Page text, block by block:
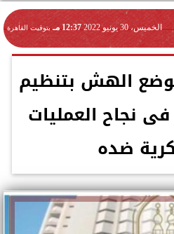
الخميس، 30 يونيو 2022 12:37 مـ بتوقيت القاهرة
الهش بتنظيم
نجاح العمليات
ضده